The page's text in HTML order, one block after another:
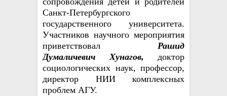
Санкт-Петербургского
государственного университета.
Участников научного мероприятия
приветствовал Рашид
Думаличевич Хунагов, доктор
социологических наук, профессор,
директор НИИ комплексных
проблем АГУ.